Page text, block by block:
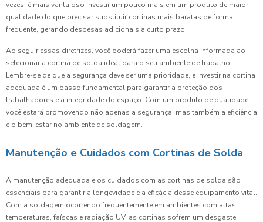
vezes, é mais vantajoso investir um pouco mais em um produto de maior
qualidade do que precisar substituir cortinas mais baratas de forma
frequente, gerando despesas adicionais a curto prazo.
Ao seguir essas diretrizes, você poderá fazer uma escolha informada ao
selecionar a cortina de solda ideal para o seu ambiente de trabalho.
Lembre-se de que a segurança deve ser uma prioridade, e investir na cortina
adequada é um passo fundamental para garantir a proteção dos
trabalhadores e a integridade do espaço. Com um produto de qualidade,
você estará promovendo não apenas a segurança, mas também a eficiência
e o bem-estar no ambiente de soldagem.
Manutenção e Cuidados com Cortinas de Solda
A manutenção adequada e os cuidados com as cortinas de solda são
essenciais para garantir a longevidade e a eficácia desse equipamento vital.
Com a soldagem ocorrendo frequentemente em ambientes com altas
temperaturas, faíscas e radiação UV, as cortinas sofrem um desgaste